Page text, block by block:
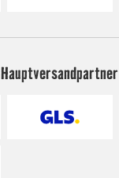
Hauptversandpartner